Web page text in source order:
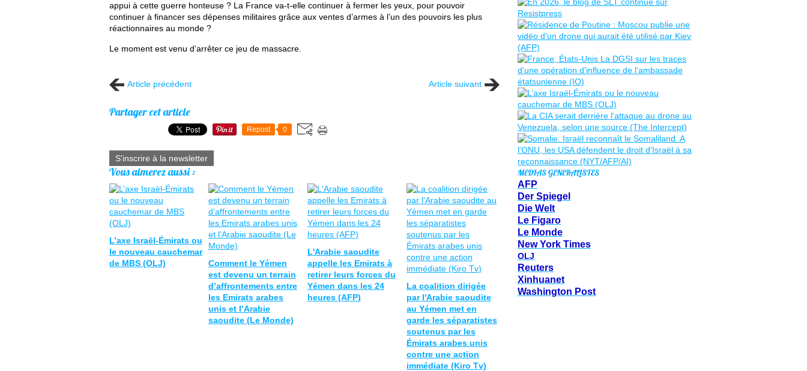
appui à cette guerre honteuse ? La France va-t-elle continuer à fermer les yeux, pour pouvoir
continuer à financer ses dépenses militaires grâce aux ventes d’armes à l’un des pouvoirs les plus
réactionnaires au monde ?
Le moment est venu d’arrêter ce jeu de massacre.
Article précédent Article suivant
Partager cet article
Repost 0
S'inscrire à la newsletter
Vous aimerez aussi :
L’axe Israël-Émirats ou
le nouveau cauchemar
de MBS (OLJ)
Comment le Yémen
est devenu un terrain
d’affrontements entre
les Emirats arabes
unis et l’Arabie
saoudite (Le Monde)
L'Arabie saoudite
appelle les Emirats à
retirer leurs forces du
Yémen dans les 24
heures (AFP)
La coalition dirigée
par l'Arabie saoudite
au Yémen met en
garde les séparatistes
soutenus par les
Émirats arabes unis
contre une action
immédiate (Kiro Tv)
MEDIAS GENERALISTES
AFP
Der Spiegel
Die Welt
Le Figaro
Le Monde
New York Times
OLJ
Reuters
Xinhuanet
Washington Post